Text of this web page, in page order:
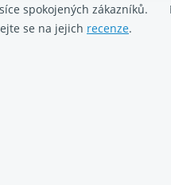
spokojených zákazníků.
se na jejich recenze.